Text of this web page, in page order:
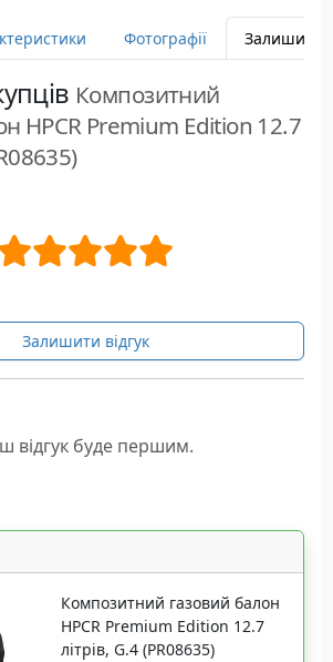
Фотографії Залишити
Композитний
HPCR Premium Edition 12.7
Залишити відгук
відгук буде першим.
Композитний газовий балон
HPCR Premium Edition 12.7
літрів, G.4 (PR08635)